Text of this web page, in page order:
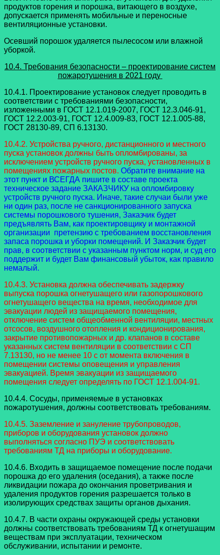
продуктов горения и порошка, витающего в воздухе,
допускается применять мобильные и переносные
вентиляционные установки.
Осевший порошок удаляется пылесосом или влажной
уборкой.
10.4. Требования безопасности – проектирование систем
пожаротушения в 2021 году
10.4.1. Проектирование установок следует проводить в
соответствии с требованиями безопасности,
изложенными в ГОСТ 12.1.019-2007, ГОСТ 12.3.046-91,
ГОСТ 12.2.003-91, ГОСТ 12.4.009-83, ГОСТ 12.1.005-88,
ГОСТ 28130-89, СП 6.13130.
10.4.2. Устройства ручного, дистанционного и местного
пуска установок должны быть опломбированы, за
исключением устройств ручного пуска, установленных в
помещениях пожарных постов. Обратите внимание на
этот пункт и ВСЕГДА пишите в составе проекта
техническое задание ЗАКАЗЧИКУ на опломбировку
устройств ручного пуска. Иначе, такие случаи были уже
ни один раз, после не санкционированного запуска
системы порошкового тушения, Заказчик будет
предъявлять Вам, как проектировщику и монтажной
организации претензию с требованием восстановления
запаса порошка и уборки помещений. И Заказчик будет
прав, в соответствии с указанным пунктом норм, и суд его
поддержит и будет Вам финансовый убыток, как правило
немалый.
10.4.3. Установка должна обеспечивать задержку
выпуска порошка огнетушащего или газопорошкового
огнетушащего вещества на время, необходимое для
эвакуации людей из защищаемого помещения,
отключение систем общеобменной вентиляции, местных
отсосов, воздушного отопления и кондиционирования,
закрытие противопожарных и др. клапанов в составе
указанных систем вентиляции в соответствии с СП
7.13130, но не менее 10 с от момента включения в
помещении системы оповещения и управления
эвакуацией. Время эвакуации из защищаемого
помещения следует определять по ГОСТ 12.1.004-91.
10.4.4. Сосуды, применяемые в установках
пожаротушения, должны соответствовать требованиям.
10.4.5. Заземление и зануление трубопроводов,
приборов и оборудования установок должно
выполняться согласно ПУЭ и соответствовать
требованиям ТД на приборы и оборудование.
10.4.6. Входить в защищаемое помещение после подачи
порошка до его удаления (оседания), а также после
ликвидации пожара до окончания проветривания и
удаления продуктов горения разрешается только в
изолирующих средствах защиты органов дыхания.
10.4.7. В части охраны окружающей среды установки
должны соответствовать требованиям ТД к огнетушащим
веществам при эксплуатации, техническом
обслуживании, испытании и ремонте.